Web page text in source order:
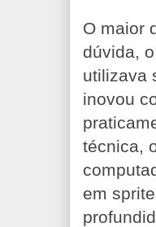
O maior
dúvida,
utilizava
inovou
técnica,
em